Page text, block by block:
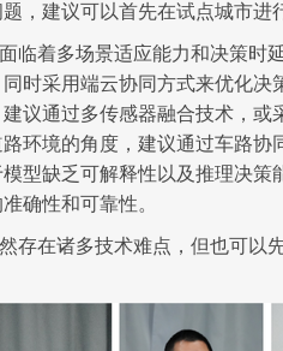
， 建议可以首先在试点城市进
临着多场景适应能力和决策时
时采用端云协同方式来优化决
建议通过多传感器融合技术，
环境的角度，建议通过车路
型缺乏可解释性以及推理决策
确性和可靠性。
存在诸多技术难点，但也可以